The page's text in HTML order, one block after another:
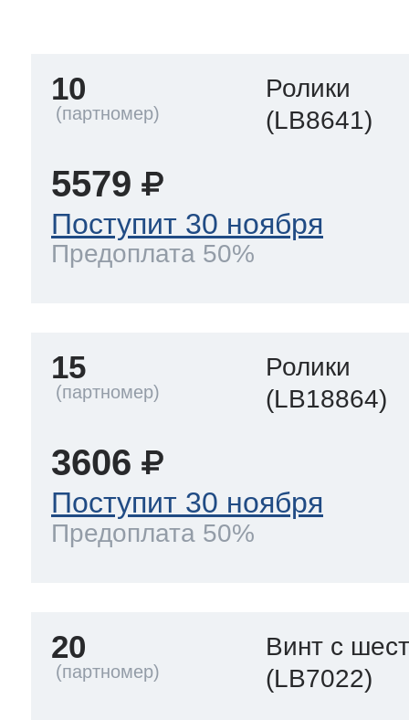
морозилок
холод.камер
10
Ролики
(LB8641)
5579
Поступит 30 ноября
Предоплата 50%
15
Ролики
(LB18864)
3606
Поступит 30 ноября
Предоплата 50%
20
Винт с
(LB7022)